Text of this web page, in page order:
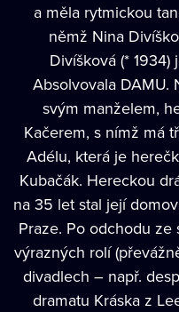
a měla rytmickou
němž Nina
Divíšková (*
Absolvovala DAMU.
svým manželem,
Kačerem, s nímž má
Adélu, která je
Kubačák. Hereckou
na 35 let stal její
Praze. Po odchodu ze
výrazných rolí
divadlech – např.
dramatu Kráska z